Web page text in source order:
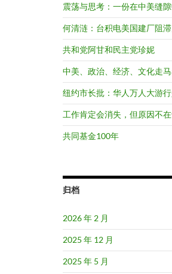
震荡与思考：一份在中美缝
何清涟：台积电美国建厂阻
共和党阿甘和民主党珍妮
中美、政治、经济、文化走
纽约市长批：华人万人大游
工作肯定会消失，但原因不
共同基金100年
归档
2026 年 2 月
2025 年 12 月
2025 年 5 月